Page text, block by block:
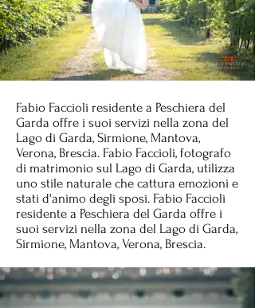
Fabio Faccioli residente a Peschiera del
Garda offre i suoi servizi nella zona del
Lago di Garda, Sirmione, Mantova,
Verona, Brescia. Fabio Faccioli, fotografo
di matrimonio sul Lago di Garda, utilizza
uno stile naturale che cattura emozioni e
stati d'animo degli sposi. Fabio Faccioli
residente a Peschiera del Garda offre i
suoi servizi nella zona del Lago di Garda,
Sirmione, Mantova, Verona, Brescia.